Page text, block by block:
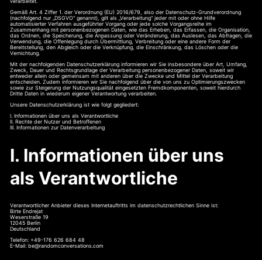
Gemäß Art. 4 Ziffer 1. der Verordnung (EU) 2016/679, also der Datenschutz-Grundverordnung
(nachfolgend nur „DSGVO“ genannt), gilt als „Verarbeitung“ jeder mit oder ohne Hilfe
automatisierter Verfahren ausgeführter Vorgang oder jede solche Vorgangsreihe im
Zusammenhang mit personenbezogenen Daten, wie das Erheben, das Erfassen, die Organisation,
das Ordnen, die Speicherung, die Anpassung oder Veränderung, das Auslesen, das Abfragen, die
Verwendung, die Offenlegung durch Übermittlung, Verbreitung oder eine andere Form der
Bereitstellung, den Abgleich oder die Verknüpfung, die Einschränkung, das Löschen oder die
Vernichtung.
Mit der nachfolgenden Datenschutzerklärung informieren wir Sie insbesondere über Art, Umfang,
Zweck, Dauer und Rechtsgrundlage der Verarbeitung personenbezogener Daten, soweit wir
entweder allein oder gemeinsam mit anderen über die Zwecke und Mittel der Verarbeitung
entscheiden. Zudem informieren wir Sie nachfolgend über die von uns zu Optimierungszwecken
sowie zur Steigerung der Nutzungsqualität eingesetzten Fremdkomponenten, soweit hierdurch
Dritte Daten in wiederum eigener Verantwortung verarbeiten.
Unsere Datenschutzerklärung ist wie folgt gegliedert:
I. Informationen über uns als Verantwortliche
II. Rechte der Nutzer und Betroffenen
III. Informationen zur Datenverarbeitung
I. Informationen über uns
als Verantwortliche
Verantwortlicher Anbieter dieses Internetauftritts im datenschutzrechtlichen Sinne ist:
Birte Endrejat
Weserstraße 19
12045 Berlin
Deutschland
Telefon: +49-176 626 684 48
E-Mail: be@randomconversations.com